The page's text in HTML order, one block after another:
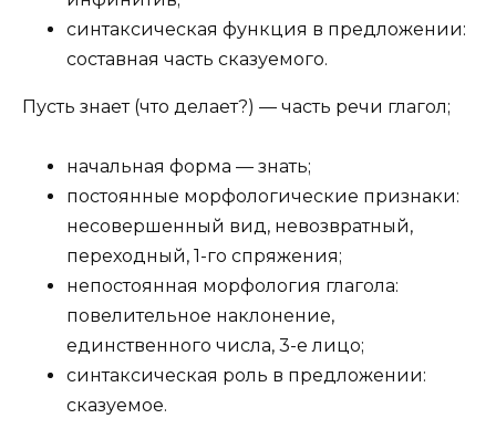
синтаксическая функция в предложении:
составная часть сказуемого.
Пусть знает (что делает?) — часть речи глагол;
начальная форма — знать;
постоянные морфологические признаки:
несовершенный вид, невозвратный,
переходный, 1-го спряжения;
непостоянная морфология глагола:
повелительное наклонение,
единственного числа, 3-е лицо;
синтаксическая роль в предложении:
сказуемое.